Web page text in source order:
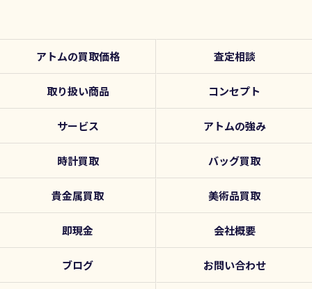
アトムの買取価格 査定相談
取り扱い商品 コンセプト
サービス アトムの強み
時計買取 バッグ買取
貴金属買取 美術品買取
即現金 会社概要
ブログ お問い合わせ